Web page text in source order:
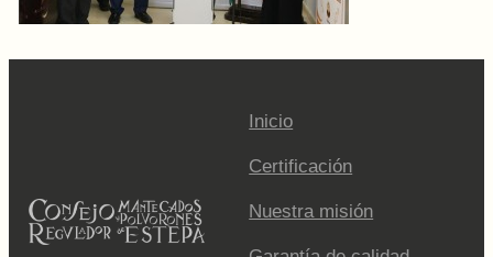
Inicio
Certificación
Nuestra misión